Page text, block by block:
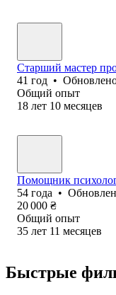
Старший мастер
41 год •
Общий опыт
18 лет 10 месяцев
Помощник
54 года •
20 000 ₴
Общий опыт
35 лет 11 месяцев
Быстрые